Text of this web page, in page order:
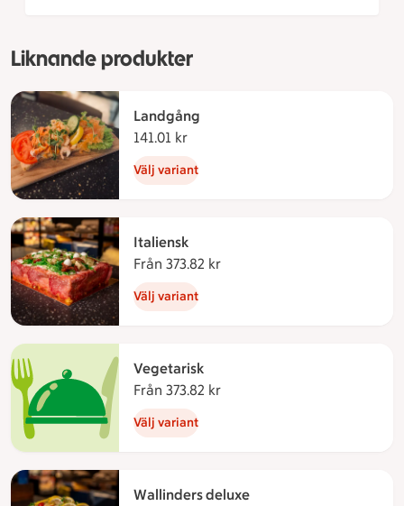
Liknande produkter
Landgång
141.01 kr
Välj variant
Italiensk
Från 373.82 kr
Välj variant
Vegetarisk
Från 373.82 kr
Välj variant
Wallinders deluxe